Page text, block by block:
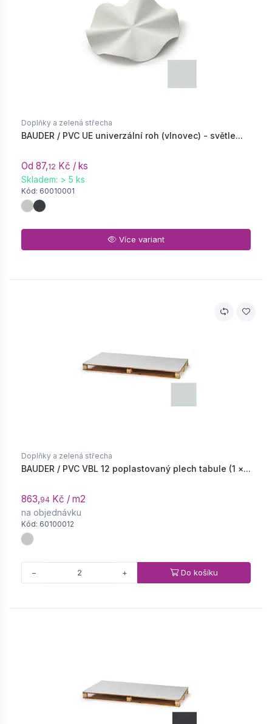
Doplňky a zelená střecha
BAUDER / PVC UE univerzální roh (vlnovec) - světle...
Od 87,12 Kč / ks
Skladem: > 5 ks
Kód: 60010001
Více variant
Doplňky a zelená střecha
BAUDER / PVC VBL 12 poplastovaný plech tabule (1 ×...
863,94 Kč / m2
na objednávku
Kód: 60100012
− + Do košíku